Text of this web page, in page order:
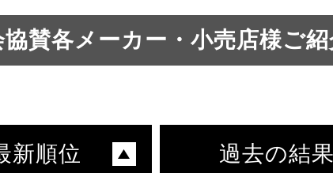
協賛各メーカー・小売店様ご
新順位 過去の結